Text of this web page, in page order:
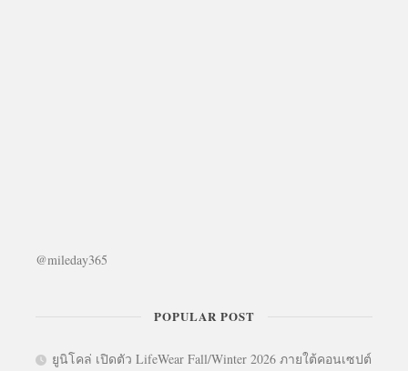
@mileday365
POPULAR POST
ยูนิโคล่ เปิดตัว LifeWear Fall/Winter 2026 ภายใต้คอนเซปต์